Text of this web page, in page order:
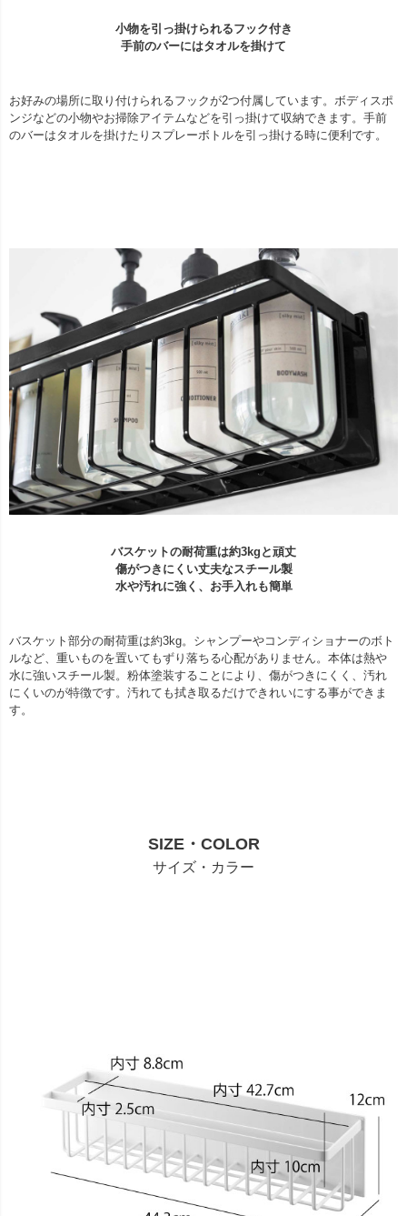
小物を引っ掛けられるフック付き
手前のバーにはタオルを掛けて
お好みの場所に取り付けられるフックが2つ付属しています。ボディスポ
ンジなどの小物やお掃除アイテムなどを引っ掛けて収納できます。手前
のバーはタオルを掛けたりスプレーボトルを引っ掛ける時に便利です。
バスケットの耐荷重は約3kgと頑丈
傷がつきにくい丈夫なスチール製
水や汚れに強く、お手入れも簡単
バスケット部分の耐荷重は約3kg。シャンプーやコンディショナーのボト
ルなど、重いものを置いてもずり落ちる心配がありません。本体は熱や
水に強いスチール製。粉体塗装することにより、傷がつきにくく、汚れ
にくいのが特徴です。汚れても拭き取るだけできれいにする事ができま
す。
SIZE・COLOR
サイズ・カラー